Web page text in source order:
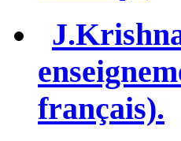
français).